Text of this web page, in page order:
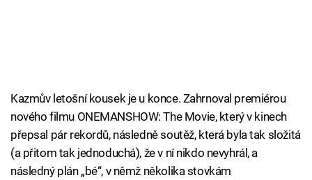
Kazmův letošní kousek je u konce. Zahrnoval premiérou
nového filmu ONEMANSHOW: The Movie, který v kinech
přepsal pár rekordů, následně soutěž, která byla tak složitá
(a přitom tak jednoduchá), že v ní nikdo nevyhrál, a
následný plán „bé“, v němž několika stovkám